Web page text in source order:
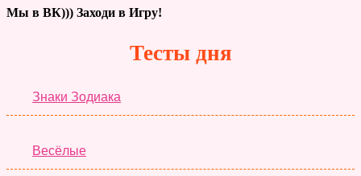
Мы в ВК))) Заходи в Игру!
Тесты дня
Знаки Зодиака
Весёлые